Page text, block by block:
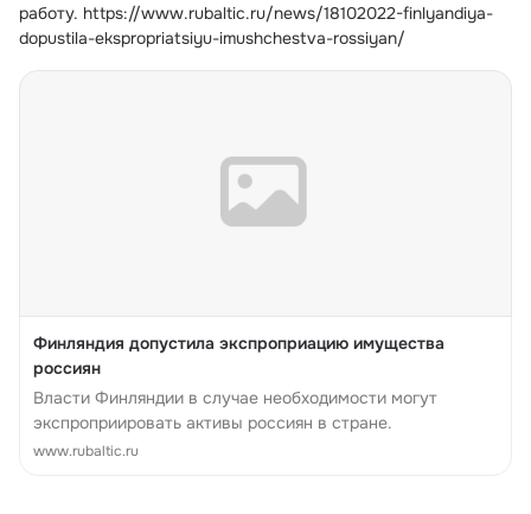
работу. https://www.rubaltic.ru/news/18102022-finlyandiya-
dopustila-ekspropriatsiyu-imushchestva-rossiyan/
Финляндия допустила экспроприацию имущества
россиян
Власти Финляндии в случае необходимости могут
экспроприировать активы россиян в стране.
www.rubaltic.ru